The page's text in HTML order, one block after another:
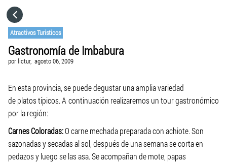
Atractivos Turisticos
Gastronomía de Imbabura
por lictur, agosto 06, 2009
En esta provincia, se puede degustar una amplia variedad
de platos típicos. A continuación realizaremos un tour gastronómico
por la región:
Carnes Coloradas:O carne mechada preparada con achiote. Son
sazonadas y secadas al sol, después de una semana se corta en
pedazos y luego se las asa. Se acompañan de mote, papas
CATEGORÍAS
IR A